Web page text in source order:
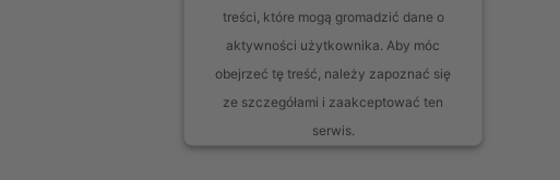
treści, które mogą gromadzić dane o
aktywności użytkownika. Aby móc
obejrzeć tę treść, należy zapoznać się
ze szczegółami i zaakceptować ten
serwis.